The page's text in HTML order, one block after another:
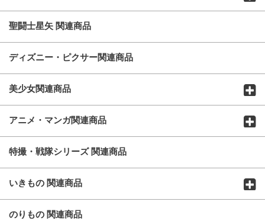
聖闘士星矢 関連商品
ディズニー・ピクサー関連商品
美少女関連商品
アニメ・マンガ関連商品
特撮・戦隊シリーズ 関連商品
いきもの 関連商品
のりもの 関連商品